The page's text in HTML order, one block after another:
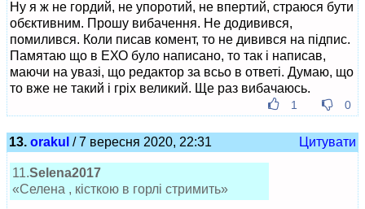
Ну я ж не гордий, не упоротий, не впертий, страюся бути
обєктивним. Прошу вибачення. Не додивився,
помилився. Коли писав комент, то не дивився на підпис.
Памятаю що в ЕХО було написано, то так і написав,
маючи на увазі, що редактор за всьо в ответі. Думаю, що
то вже не такий і гріх великий. Ще раз вибачаюсь.
1 0
13. orakul / 7 вересня 2020, 22:31 Цитувати
11.Selena2017
«Селена , кісткою в горлі стримить»